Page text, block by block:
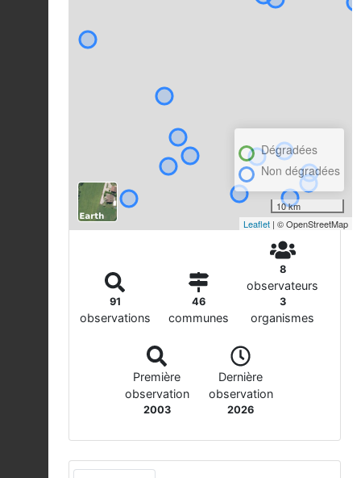
Dégradées
Non dégradées
10 km
Leaflet | © OpenStreetMap
91
observations
46
communes
8
observateurs
3
organismes
Première
observation
2003
Dernière
observation
2026